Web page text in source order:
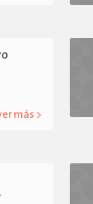
más >